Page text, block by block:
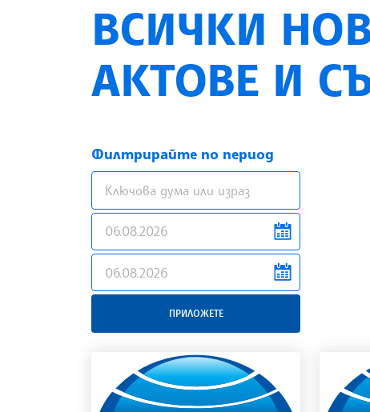
ВСИЧКИ
АКТОВЕ И
Филтрирайте по период
news.filter.from
news.filter.to
ПРИЛОЖЕТЕ